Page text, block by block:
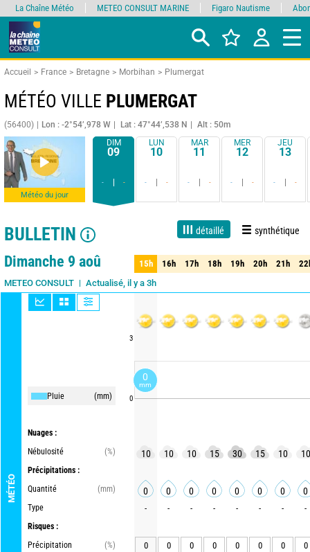
Accueil France Bretagne Morbihan Plumergat
MÉTÉO VILLE PLUMERGAT
(56400) Lon : -2°54’,978 W Lat : 47°44’,538 N Alt : 50m
Météo du jour
DIM
09
- -
LUN
10
- -
MAR
11
- -
MER
12
- -
JEU
13
- -
BULLETIN détaillé synthétique
Live 1 jour 3 jours 15 jours Fiabilité 75%
Dimanche 9 aoû
METEO CONSULT Actualisé, il y a 3h
MÉTÉO
Pluie (mm)
Nuages :
Nébulosité
(%)
Précipitations :
Quantité
(mm)
Type
Risques :
Précipitation
(%)
3
0
15h 16h 17h 18h 19h 20h 21h
15h 16h 17h 18h 19h 20h 21h
10 10 10 15 30 15 10 10
0 0 0 0 0 0 0 0
- - - - - - - -
0 0 0 0 0 0 0 0
La Chaîne Météo METEO CONSULT MARINE Figaro Nautisme
0
mm